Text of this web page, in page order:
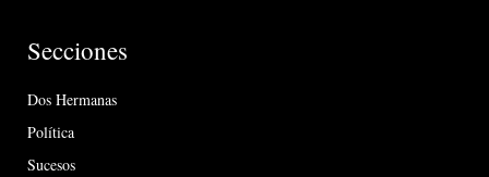
Secciones
Dos Hermanas
Política
Sucesos